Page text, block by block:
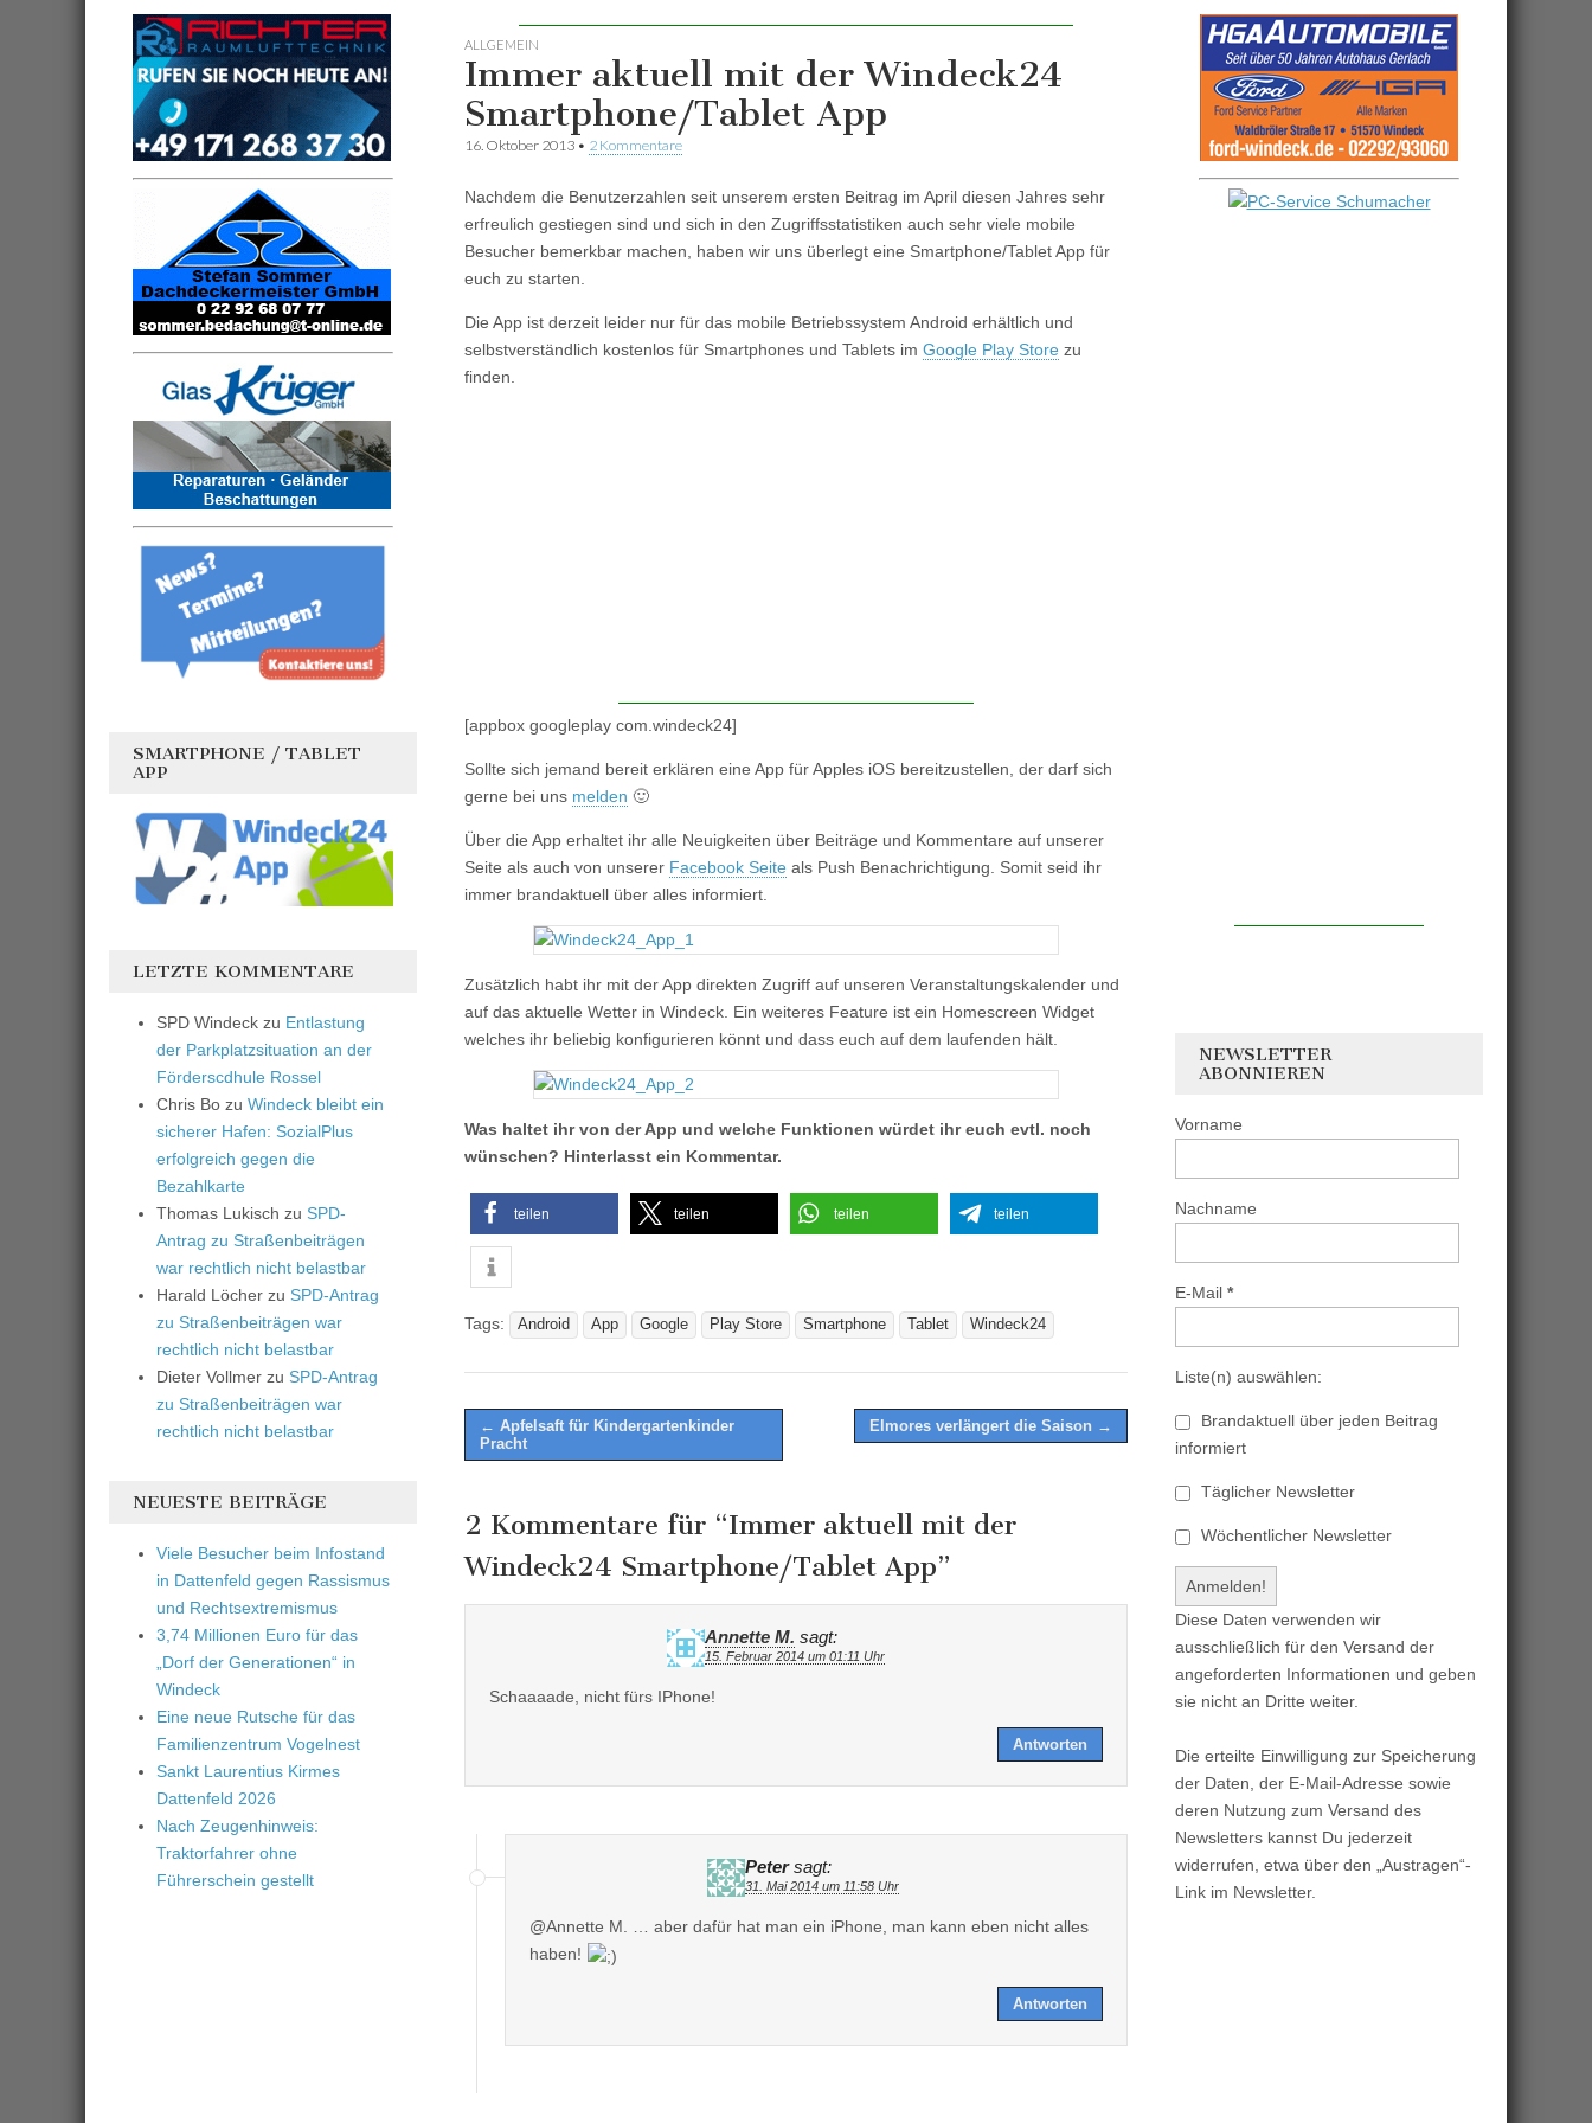
ALLGEMEIN
Immer aktuell mit der Windeck24
Smartphone/Tablet App
16. Oktober 2013 • 2 Kommentare
Nachdem die Benutzerzahlen seit unserem ersten Beitrag im April diesen Jahres sehr
erfreulich gestiegen sind und sich in den Zugriffsstatistiken auch sehr viele mobile
Besucher bemerkbar machen, haben wir uns überlegt eine Smartphone/Tablet App für
euch zu starten.
Die App ist derzeit leider nur für das mobile Betriebssystem Android erhältlich und
selbstverständlich kostenlos für Smartphones und Tablets im Google Play Store zu
finden.
[appbox googleplay com.windeck24]
Sollte sich jemand bereit erklären eine App für Apples iOS bereitzustellen, der darf sich
gerne bei uns melden 🙂
Über die App erhaltet ihr alle Neuigkeiten über Beiträge und Kommentare auf unserer
Seite als auch von unserer Facebook Seite als Push Benachrichtigung. Somit seid ihr
immer brandaktuell über alles informiert.
Zusätzlich habt ihr mit der App direkten Zugriff auf unseren Veranstaltungskalender und
auf das aktuelle Wetter in Windeck. Ein weiteres Feature ist ein Homescreen Widget
welches ihr beliebig konfigurieren könnt und dass euch auf dem laufenden hält.
Was haltet ihr von der App und welche Funktionen würdet ihr euch evtl. noch
wünschen? Hinterlasst ein Kommentar.
teilen teilen teilen teilen
Tags: Android App Google Play Store Smartphone Tablet Windeck24
Post
navigation
← Apfelsaft für Kindergartenkinder
Pracht
Elmores verlängert die Saison →
2 Kommentare für “Immer aktuell mit der
Windeck24 Smartphone/Tablet App”
Annette M. sagt:
15. Februar 2014 um 01:11 Uhr
Schaaaade, nicht fürs IPhone!
Antworten
Peter sagt:
31. Mai 2014 um 11:58 Uhr
@Annette M. … aber dafür hat man ein iPhone, man kann eben nicht alles
haben!
Antworten
SMARTPHONE / TABLET
APP
LETZTE KOMMENTARE
SPD Windeck zu Entlastung
der Parkplatzsituation an der
Förderscdhule Rossel
Chris Bo zu Windeck bleibt ein
sicherer Hafen: SozialPlus
erfolgreich gegen die
Bezahlkarte
Thomas Lukisch zu SPD-
Antrag zu Straßenbeiträgen
war rechtlich nicht belastbar
Harald Löcher zu SPD-Antrag
zu Straßenbeiträgen war
rechtlich nicht belastbar
Dieter Vollmer zu SPD-Antrag
zu Straßenbeiträgen war
rechtlich nicht belastbar
NEUESTE BEITRÄGE
Viele Besucher beim Infostand
in Dattenfeld gegen Rassismus
und Rechtsextremismus
3,74 Millionen Euro für das
„Dorf der Generationen“ in
Windeck
Eine neue Rutsche für das
Familienzentrum Vogelnest
Sankt Laurentius Kirmes
Dattenfeld 2026
Nach Zeugenhinweis:
Traktorfahrer ohne
Führerschein gestellt
NEWSLETTER
ABONNIEREN
Vorname
Nachname
E-Mail *
Liste(n) auswählen:
Brandaktuell über jeden Beitrag
informiert
Täglicher Newsletter
Wöchentlicher Newsletter
Diese Daten verwenden wir
ausschließlich für den Versand der
angeforderten Informationen und geben
sie nicht an Dritte weiter.
Die erteilte Einwilligung zur Speicherung
der Daten, der E-Mail-Adresse sowie
deren Nutzung zum Versand des
Newsletters kannst Du jederzeit
widerrufen, etwa über den „Austragen“-
Link im Newsletter.